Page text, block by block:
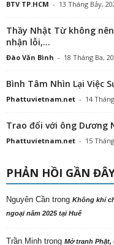
BTV TP.HCM - 13 Tháng Bảy,
Thầy Nhật Từ không
nhận lỗi,...
Đào Văn Bình - 18 Tháng Ba,
Bình Tâm Nhìn Lại Việc
Phattuvietnam.net - 14
Trao đổi với ông Dương
Phattuvietnam.net - 15
PHẢN HỒI GẦN
Nguyên Cần trong Không khí
ngoại năm 2025 tại Huế
Trần Minh trong Mở tranh Phật,